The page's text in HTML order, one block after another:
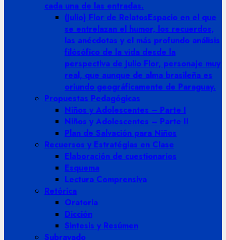
cada una de las entradas.
(Julio) Flor de RelatosEspacio en el que
se entrelazan el humor, los recuerdos,
las anécdotas y el más profundo análisis
filósófico de la vida desde la
perspectiva de Julio Flor, personaje muy
real, que aunque de alma brasileña es
oriundo geográficamente de Paraguay.
Propuestas Pedagógicas
Niños y Adolescentes – Parte I
Niños y Adolescentes – Parte II
Plan de Salvación para Niños
Recuersos y Estratégias en Clase
Elaboración de cuestionarios
Esquema
Lectura Comprensiva
Retórica
Oratoria
Dicción
Sintesis y Resúmen
Subrayado